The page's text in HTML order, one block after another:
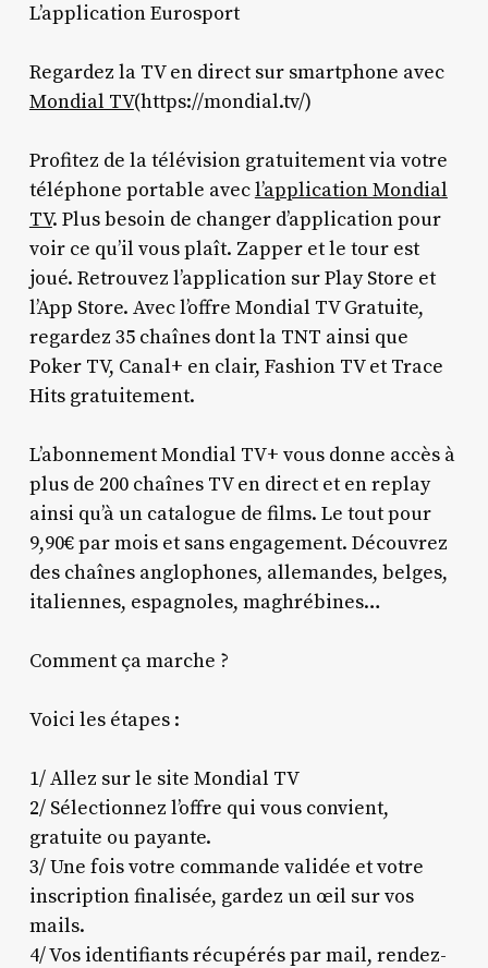
L’application Eurosport
Regardez la TV en direct sur smartphone avec
Mondial TV(https://mondial.tv/)
Profitez de la télévision gratuitement via votre
téléphone portable avecl’application Mondial
TV. Plus besoin de changer d’application pour
voir ce qu’il vous plaît. Zapper et le tour est
joué. Retrouvez l’application sur Play Store et
l’App Store. Avec l’offre Mondial TV Gratuite,
regardez 35 chaînes dont la TNT ainsi que
Poker TV, Canal+ en clair, Fashion TV et Trace
Hits gratuitement.
L’abonnement Mondial TV+ vous donne accès à
plus de 200 chaînes TV en direct et en replay
ainsi qu’à un catalogue de films. Le tout pour
9,90€ par mois et sans engagement. Découvrez
des chaînes anglophones, allemandes, belges,
italiennes, espagnoles, maghrébines…
Comment ça marche ?
Voici les étapes :
1/ Allez sur le site Mondial TV
2/ Sélectionnez l’offre qui vous convient,
gratuite ou payante.
3/ Une fois votre commande validée et votre
inscription finalisée, gardez un œil sur vos
mails.
4/ Vos identifiants récupérés par mail, rendez-